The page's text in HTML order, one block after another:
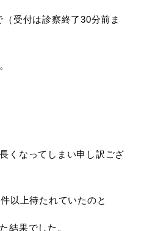
受付は診察終了30分前ま
くなってしまい申し訳ござ
以上待たれていたのと
結果でした。